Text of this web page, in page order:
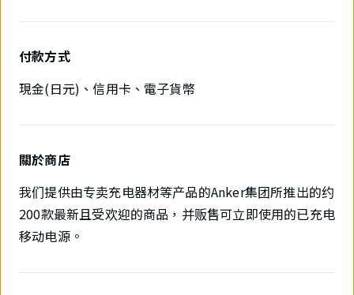
付款方式
現金(日元)、信用卡、電子貨幣
關於商店
我们提供由专卖充电器材等产品的Anker集团所推出的约
200款最新且受欢迎的商品，并贩售可立即使用的已充电
移动电源。